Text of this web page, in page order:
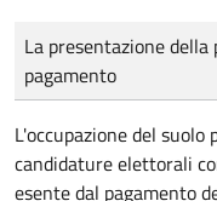
Tipo di pagamento
Importo
La presentazione
pagamento
L'occupazione del
candidature elettorali
esente dal pagamento